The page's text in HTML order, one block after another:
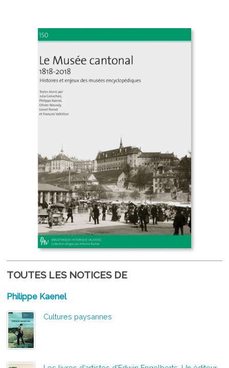
TOUTES LES NOTICES DE
Philippe Kaenel
Cultures paysannes